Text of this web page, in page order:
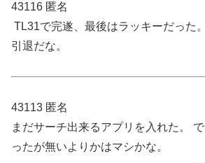
43116 匿名
TL31で完遂、最後はラッキーだった
引退だな。
43113 匿名
まだサーチ出来るアプリを入れた。
ったが無いよりかはマシかな。